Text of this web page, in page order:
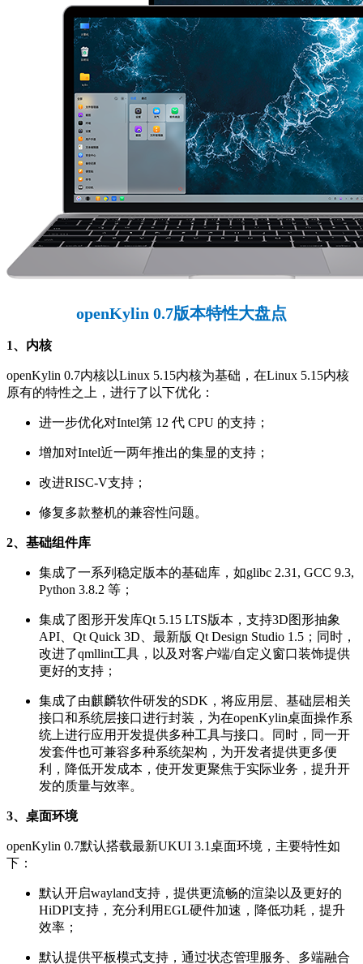
openKylin 0.7版本特性大盘点
1、内核
openKylin 0.7内核以Linux 5.15内核为基础，在Linux 5.15内核
原有的特性之上，进行了以下优化：
进一步优化对Intel第 12 代 CPU 的支持；
增加对Intel近一两年推出的集显的支持；
改进RISC-V支持；
修复多款整机的兼容性问题。
2、基础组件库
集成了一系列稳定版本的基础库，如glibc 2.31, GCC 9.3,
Python 3.8.2 等；
集成了图形开发库Qt 5.15 LTS版本，支持3D图形抽象
API、Qt Quick 3D、最新版 Qt Design Studio 1.5；同时，
改进了qmllint工具，以及对客户端/自定义窗口装饰提供
更好的支持；
集成了由麒麟软件研发的SDK，将应用层、基础层相关
接口和系统层接口进行封装，为在openKylin桌面操作系
统上进行应用开发提供多种工具与接口。同时，同一开
发套件也可兼容多种系统架构，为开发者提供更多便
利，降低开发成本，使开发更聚焦于实际业务，提升开
发的质量与效率。
3、桌面环境
openKylin 0.7默认搭载最新UKUI 3.1桌面环境，主要特性如
下：
默认开启wayland支持，提供更流畅的渲染以及更好的
HiDPI支持，充分利用EGL硬件加速，降低功耗，提升
效率；
默认提供平板模式支持，通过状态管理服务、多端融合